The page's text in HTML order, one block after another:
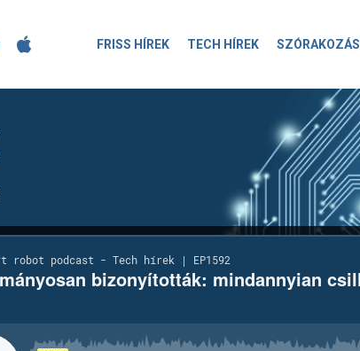
FRISS HÍREK TECH HÍREK SZÓRAKOZÁS